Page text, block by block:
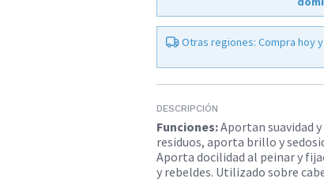
Otras regiones: Compra hoy
DESCRIPCIÓN
Funciones:Aportan suavidad
residuos, aporta brillo y
Aporta docilidad al peinar y
y rebeldes. Utilizado sobre